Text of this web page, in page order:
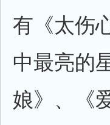
有《太伤
中最亮的
娘》、《